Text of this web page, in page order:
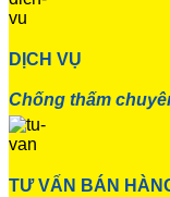
DỊCH VỤ
Chống thấm
TƯ VẤN BÁN